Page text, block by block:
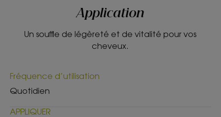
Application
Un souffle de légèreté et de vitalité pour vos
cheveux.
Fréquence d’utilisation
Quotidien
APPLIQUER